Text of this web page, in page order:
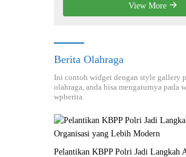
View More
Berita Olahraga
Ini contoh widget dengan style gallery
olahraga, anda bisa mengaturnya pada
wpberita.
Pelantikan KBPP Polri Jadi Langkah